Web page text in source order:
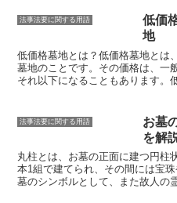
によっ
る。丁
業員な
を安全
て作業
とって
法事法要に関する用語
低価
地
低価格墓地とは？低価格墓地とは
墓地のことです 。その価格は、一
それ以下になることもあります。
般墓地よりも管理が簡素化されて
っています。また、低価格墓地に
とが多く、将来の供養の不安を軽
は、近年、需要が高まっており、
し、低価格墓地の中には、立地条
届いていないなど、問題点もある
法事法要に関する用語
お墓
を解
丸柱とは、お墓の正面に建つ円柱
本1組で建てられ、その間には宝
墓のシンボルとして、また故人の